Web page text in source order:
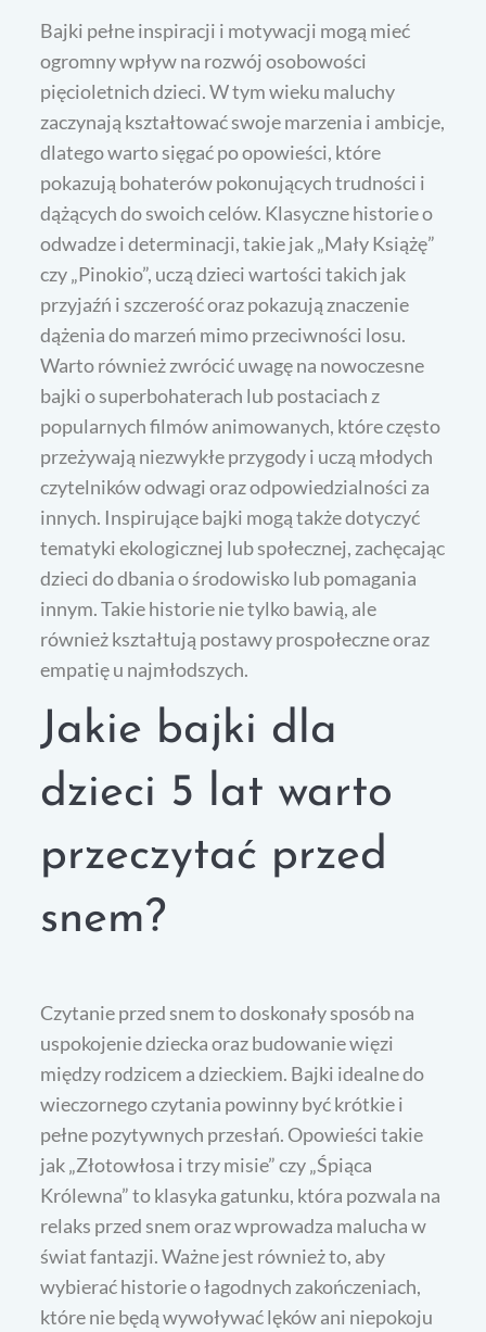
Bajki pełne inspiracji i motywacji mogą mieć
ogromny wpływ na rozwój osobowości
pięcioletnich dzieci. W tym wieku maluchy
zaczynają kształtować swoje marzenia i ambicje,
dlatego warto sięgać po opowieści, które
pokazują bohaterów pokonujących trudności i
dążących do swoich celów. Klasyczne historie o
odwadze i determinacji, takie jak „Mały Książę”
czy „Pinokio”, uczą dzieci wartości takich jak
przyjaźń i szczerość oraz pokazują znaczenie
dążenia do marzeń mimo przeciwności losu.
Warto również zwrócić uwagę na nowoczesne
bajki o superbohaterach lub postaciach z
popularnych filmów animowanych, które często
przeżywają niezwykłe przygody i uczą młodych
czytelników odwagi oraz odpowiedzialności za
innych. Inspirujące bajki mogą także dotyczyć
tematyki ekologicznej lub społecznej, zachęcając
dzieci do dbania o środowisko lub pomagania
innym. Takie historie nie tylko bawią, ale
również kształtują postawy prospołeczne oraz
empatię u najmłodszych.
Jakie bajki dla
dzieci 5 lat warto
przeczytać przed
snem?
Czytanie przed snem to doskonały sposób na
uspokojenie dziecka oraz budowanie więzi
między rodzicem a dzieckiem. Bajki idealne do
wieczornego czytania powinny być krótkie i
pełne pozytywnych przesłań. Opowieści takie
jak „Złotowłosa i trzy misie” czy „Śpiąca
Królewna” to klasyka gatunku, która pozwala na
relaks przed snem oraz wprowadza malucha w
świat fantazji. Ważne jest również to, aby
wybierać historie o łagodnych zakończeniach,
które nie będą wywoływać lęków ani niepokoju